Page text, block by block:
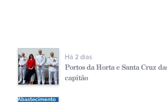
Há 2 dias
Portos da Horta e Santa Cruz
capitão